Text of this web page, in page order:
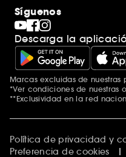
Descubrir Sephora
Código promocional
San Valentín
Día del Padre
Premio Sephora
Día de la Madre
Calendario Adviento
Singles' Day
Black Friday
Cyber Monday
Síguenos
Descarga la
Marcas excluidas de
*Ver condiciones de nuestras
**Exclusividad en la red
Política de privacidad y
Preferencia de cookies